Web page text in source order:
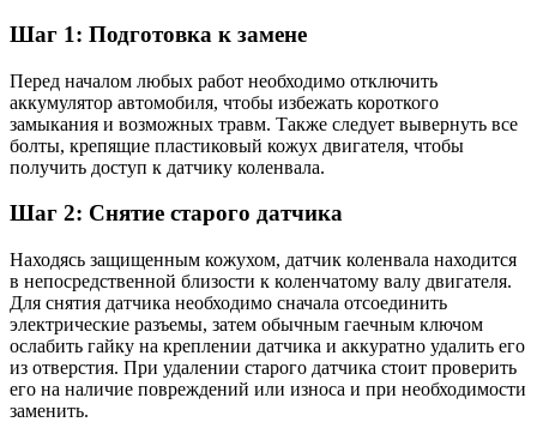
Шаг 1: Подготовка к замене
Перед началом любых работ необходимо отключить
аккумулятор автомобиля, чтобы избежать короткого
замыкания и возможных травм. Также следует вывернуть все
болты, крепящие пластиковый кожух двигателя, чтобы
получить доступ к датчику коленвала.
Шаг 2: Снятие старого датчика
Находясь защищенным кожухом, датчик коленвала находится
в непосредственной близости к коленчатому валу двигателя.
Для снятия датчика необходимо сначала отсоединить
электрические разъемы, затем обычным гаечным ключом
ослабить гайку на креплении датчика и аккуратно удалить его
из отверстия. При удалении старого датчика стоит проверить
его на наличие повреждений или износа и при необходимости
заменить.